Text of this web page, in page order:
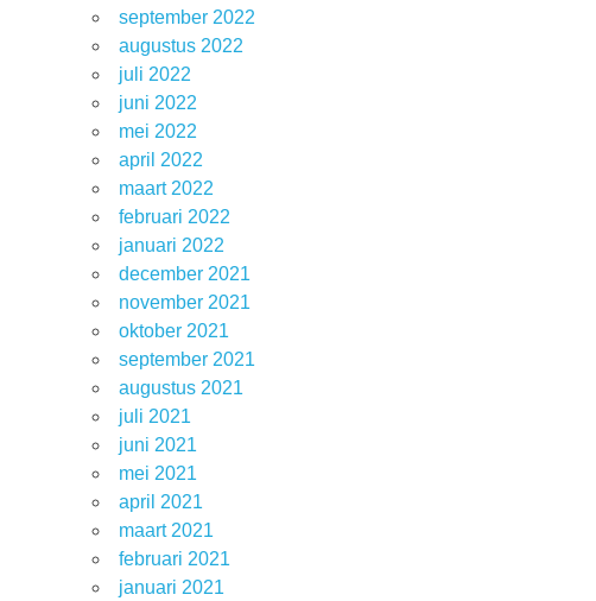
september 2022
augustus 2022
juli 2022
juni 2022
mei 2022
april 2022
maart 2022
februari 2022
januari 2022
december 2021
november 2021
oktober 2021
september 2021
augustus 2021
juli 2021
juni 2021
mei 2021
april 2021
maart 2021
februari 2021
januari 2021